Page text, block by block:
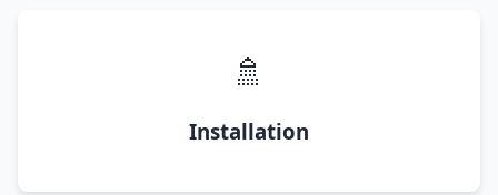
🚿
Installation